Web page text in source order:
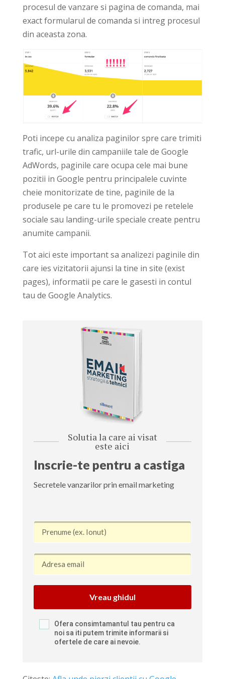
procesul de vanzare si pagina de comanda, mai
exact formularul de comanda si intreg procesul
din aceasta zona.
Poti incepe cu analiza paginilor spre care trimiti
trafic, url-urile din campaniile tale de Google
AdWords, paginile care ocupa cele mai bune
pozitii in Google pentru principalele cuvinte
cheie monitorizate de tine, paginile de la
produsele pe care tu le promovezi pe retelele
sociale sau landing-urile speciale create pentru
anumite campanii.
Tot aici este important sa analizezi paginile din
care ies vizitatorii ajunsi la tine in site (exist
pages), informatii pe care le gasesti in contul
tau de Google Analytics.
Solutia la care ai visat
este aici
Inscrie-te pentru a castiga
Secretele vanzarilor prin email marketing
Vreau ghidul
Ofera consimtamantul tau pentru ca
noi sa iti putem trimite informarii si
ofertele de care ai nevoie.